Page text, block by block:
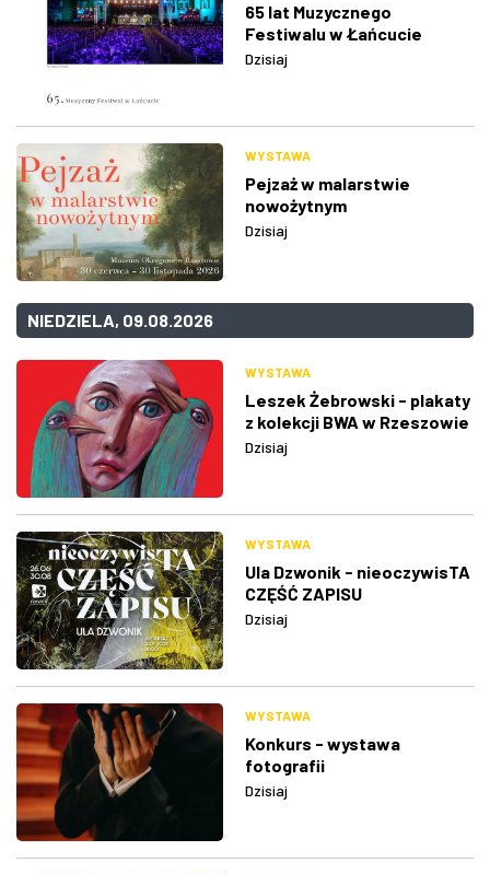
65 lat Muzycznego
Festiwalu w Łańcucie
Dzisiaj
WYSTAWA
Pejzaż w malarstwie
nowożytnym
Dzisiaj
NIEDZIELA, 09.08.2026
WYSTAWA
Leszek Żebrowski - plakaty
z kolekcji BWA w Rzeszowie
Dzisiaj
WYSTAWA
Ula Dzwonik - nieoczywisTA
CZĘŚĆ ZAPISU
Dzisiaj
WYSTAWA
Konkurs - wystawa
fotografii
Dzisiaj